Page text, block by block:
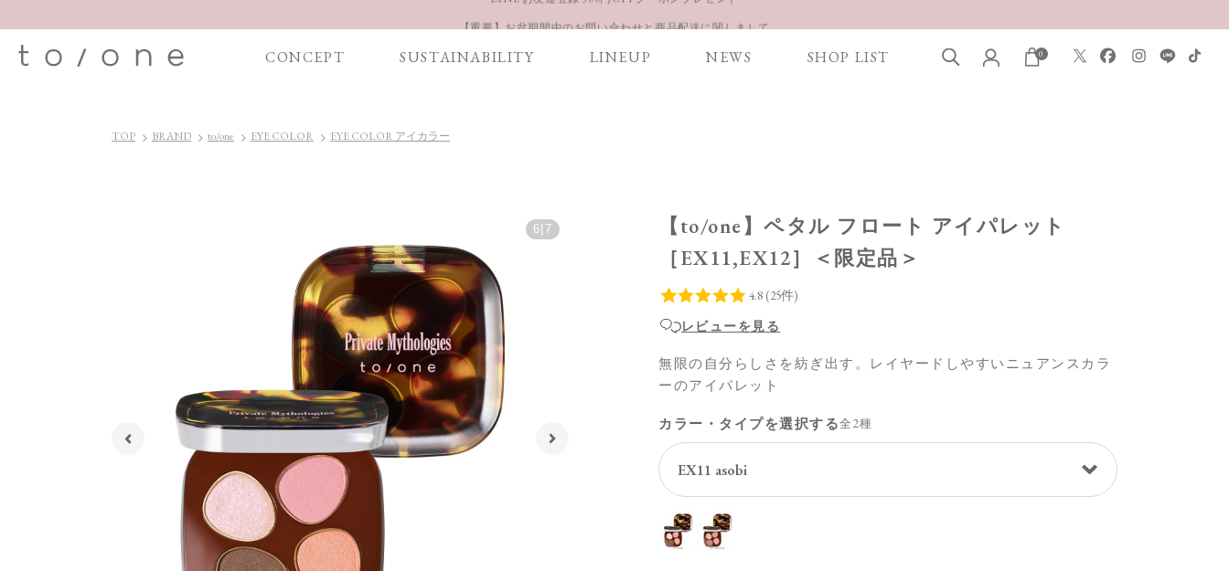
CONCEPT SUSTAINABILITY LINEUP NEWS SHOP LIST 0
TOP BRAND to/one EYE COLOR EYE COLOR アイカラー
6 7
【to/one】ペタル フロート アイパレット
［EX11,EX12］＜限定品＞
レビューを見る
無限の自分らしさを紡ぎ出す。レイヤードしやすいニュアンスカラ
ーのアイパレット
カラー・タイプを選択する全2種